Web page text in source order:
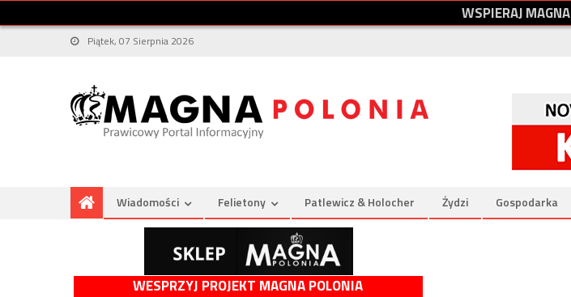
WSPIERAJMAGNA
Piątek, 07 Sierpnia 2026
Wiadomości Felietony Patlewicz & Holocher Żydzi Gospodarka
WESPRZYJ PROJEKT MAGNA POLONIA